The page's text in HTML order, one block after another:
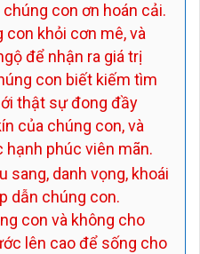
chúng con ơn hoán cải.
khỏi cơn mê, và
để nhận ra giá trị
con biết kiếm tìm
thật sự đong đầy
của chúng con, và
phúc viên mãn.
sang, danh vọng, khoái
dẫn chúng con.
con và không cho
lên cao để sống cho